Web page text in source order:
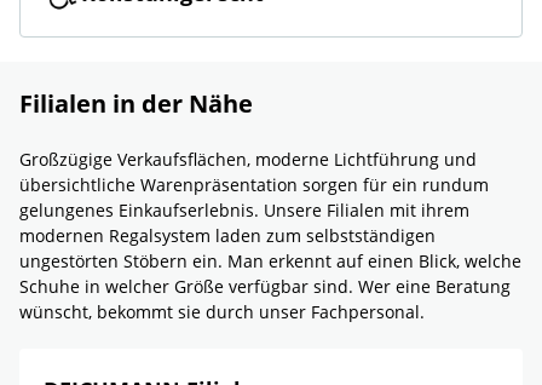
Filialen in der Nähe
Großzügige Verkaufsflächen, moderne Lichtführung und
übersichtliche Warenpräsentation sorgen für ein rundum
gelungenes Einkaufserlebnis. Unsere Filialen mit ihrem
modernen Regalsystem laden zum selbstständigen
ungestörten Stöbern ein. Man erkennt auf einen Blick, welche
Schuhe in welcher Größe verfügbar sind. Wer eine Beratung
wünscht, bekommt sie durch unser Fachpersonal.